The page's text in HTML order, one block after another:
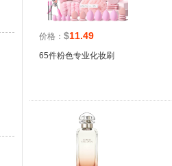
价格： $11.49
65件粉色专业化妆刷